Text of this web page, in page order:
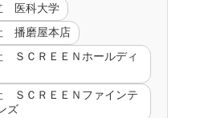
医科大学
播磨屋本店
ＳＣＲＥＥＮホールディ
ＳＣＲＥＥＮファインテ
ズ